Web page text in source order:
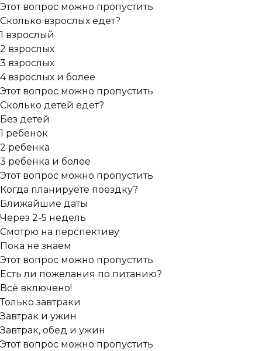
Этот вопрос можно пропустить
Сколько взрослых едет?
1 взрослый
2 взрослых
3 взрослых
4 взрослых и более
Этот вопрос можно пропустить
Сколько детей едет?
Без детей
1 ребенок
2 ребенка
3 ребенка и более
Этот вопрос можно пропустить
Когда планируете поездку?
Ближайшие даты
Через 2-5 недель
Смотрю на перспективу
Пока не знаем
Этот вопрос можно пропустить
Есть ли пожелания по питанию?
Всё включено!
Только завтраки
Завтрак и ужин
Завтрак, обед и ужин
Этот вопрос можно пропустить